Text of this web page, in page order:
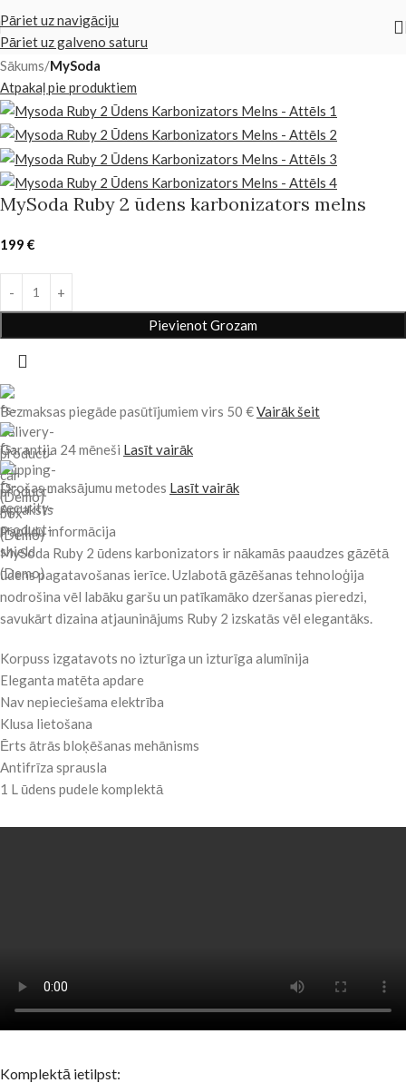
Pāriet uz navigāciju
Pāriet uz galveno saturu
Sākums MySoda
Atpakaļ pie produktiem
MySoda Ruby 2 ūdens karbonizators melns
199 €
Pievienot Grozam
Bezmaksas piegāde pasūtījumiem virs 50 €Vairāk šeit
Garantija 24 mēneši Lasīt vairāk
Drošas maksājumu metodes Lasīt vairāk
Apraksts
Papildu informācija
MySoda Ruby 2 ūdens karbonizators ir nākamās paaudzes gāzētā
ūdens pagatavošanas ierīce. Uzlabotā gāzēšanas tehnoloģija
nodrošina vēl labāku garšu un patīkamāko dzeršanas pieredzi,
savukārt dizaina atjauninājums Ruby 2 izskatās vēl elegantāks.
Korpuss izgatavots no izturīga un izturīga alumīnija
Eleganta matēta apdare
Nav nepieciešama elektrība
Klusa lietošana
Ērts ātrās bloķēšanas mehānisms
Antifrīza sprausla
1 L ūdens pudele komplektā
Komplektā ietilpst: